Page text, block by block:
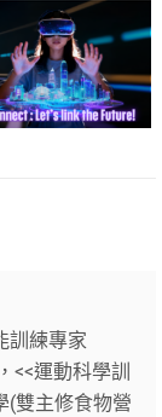
訓練專家
<<運動科學訓
(雙主修食物營